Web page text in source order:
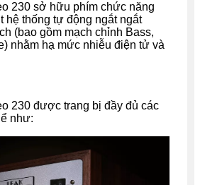
230 sở hữu phím chức năng
hệ thống tự động ngắt ngắt
(bao gồm mạch chỉnh Bass,
nhằm hạ mức nhiễu điện tử và
230 được trang bị đầy đủ các
như: